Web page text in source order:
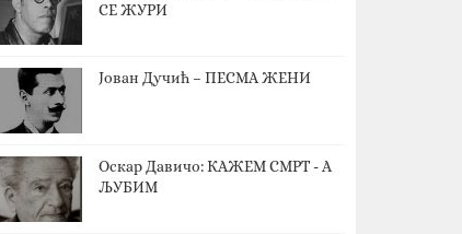
СЕ ЖУРИ
Јован Дучић – ПЕСМА ЖЕНИ
Оскар Давичо‎: КАЖЕМ СМРТ - А
ЉУБИМ